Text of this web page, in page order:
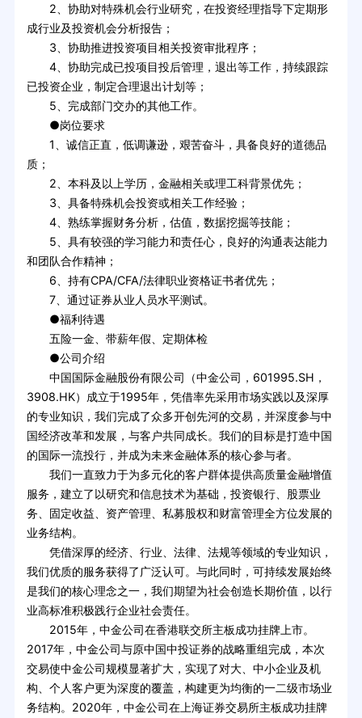
2、协助对特殊机会行业研究，在投资经理指导下定期形
成行业及投资机会分析报告；
3、协助推进投资项目相关投资审批程序；
4、协助完成已投项目投后管理，退出等工作，持续跟踪
已投资企业，制定合理退出计划等；
5、完成部门交办的其他工作。
●岗位要求
1、诚信正直，低调谦逊，艰苦奋斗，具备良好的道德品
质；
2、本科及以上学历，金融相关或理工科背景优先；
3、具备特殊机会投资或相关工作经验；
4、熟练掌握财务分析，估值，数据挖掘等技能；
5、具有较强的学习能力和责任心，良好的沟通表达能力
和团队合作精神；
6、持有CPA/CFA/法律职业资格证书者优先；
7、通过证券从业人员水平测试。
●福利待遇
五险一金、带薪年假、定期体检
●公司介绍
中国国际金融股份有限公司（中金公司，601995.SH，
3908.HK）成立于1995年，凭借率先采用市场实践以及深厚
的专业知识，我们完成了众多开创先河的交易，并深度参与中
国经济改革和发展，与客户共同成长。我们的目标是打造中国
的国际一流投行，并成为未来金融体系的核心参与者。
我们一直致力于为多元化的客户群体提供高质量金融增值
服务，建立了以研究和信息技术为基础，投资银行、股票业
务、固定收益、资产管理、私募股权和财富管理全方位发展的
业务结构。
凭借深厚的经济、行业、法律、法规等领域的专业知识，
我们优质的服务获得了广泛认可。与此同时，可持续发展始终
是我们的核心理念之一，我们期望为社会创造长期价值，以行
业高标准积极践行企业社会责任。
2015年，中金公司在香港联交所主板成功挂牌上市。
2017年，中金公司与原中国中投证券的战略重组完成，本次
交易使中金公司规模显著扩大，实现了对大、中小企业及机
构、个人客户更为深度的覆盖，构建更为均衡的一二级市场业
务结构。2020年，中金公司在上海证券交易所主板成功挂牌